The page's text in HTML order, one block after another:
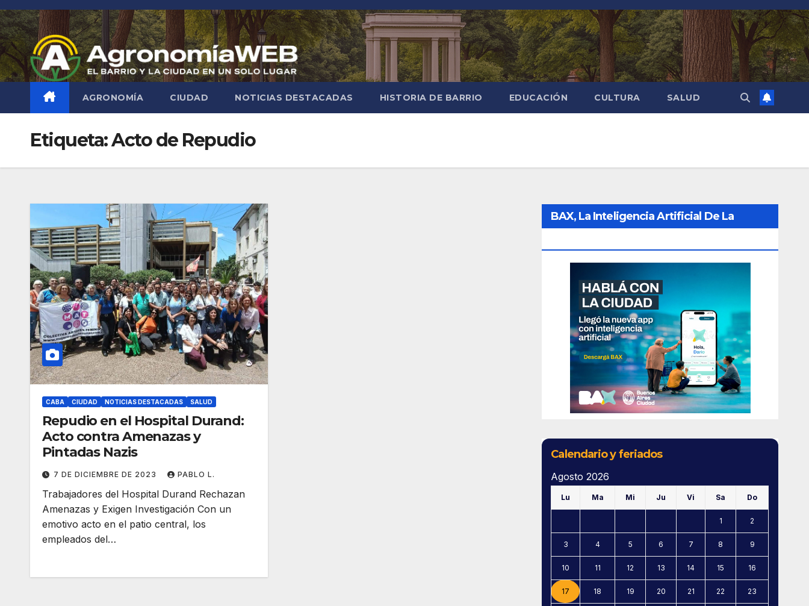
Saltar
al
contenido
AGRONOMÍA CIUDAD NOTICIAS DESTACADAS HISTORIA DE BARRIO EDUCACIÓN CULTURA SALUD
Etiqueta:Acto de Repudio
CABA CIUDAD NOTICIAS DESTACADAS SALUD
Repudio en el Hospital Durand:
Acto contra Amenazas y
Pintadas Nazis
7 DE DICIEMBRE DE 2023 PABLO L.
Trabajadores del Hospital Durand Rechazan
Amenazas y Exigen Investigación Con un
emotivo acto en el patio central, los
empleados del…
BAX, La Inteligencia Artificial De La
Calendario y feriados
Agosto 2026
Lu Ma Mi Ju Vi Sa Do
1 2
3 4 5 6 7 8 9
10 11 12 13 14 15 16
17 18 19 20 21 22 23